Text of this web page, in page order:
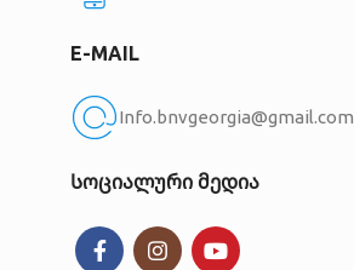
E-MAIL
Info.bnvgeorgia@gmail.com
Სოციალური მედია